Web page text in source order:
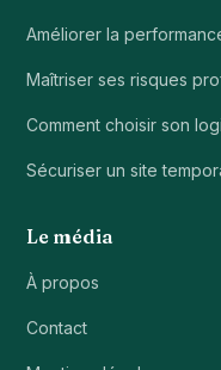
Améliorer la
Maîtriser ses risques
Comment choisir son
Sécuriser un site
Le média
À propos
Contact